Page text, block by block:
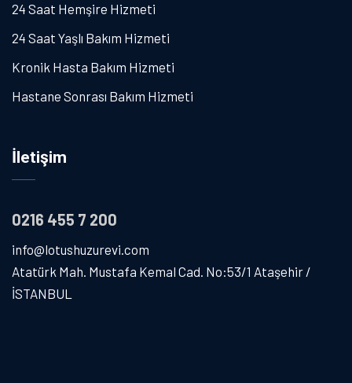
24 Saat Hemşire Hizmeti
24 Saat Yaşlı Bakım Hizmeti
Kronik Hasta Bakım Hizmeti
Hastane Sonrası Bakım Hizmeti
İletişim
0216 455 7 200
info@lotushuzurevi.com
Atatürk Mah. Mustafa Kemal Cad. No:53/1 Ataşehir /
İSTANBUL